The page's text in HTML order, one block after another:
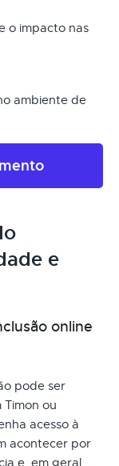
o impacto nas
ambiente de
e
online
pode ser
ou
acesso à
acontecer por
e, em geral,